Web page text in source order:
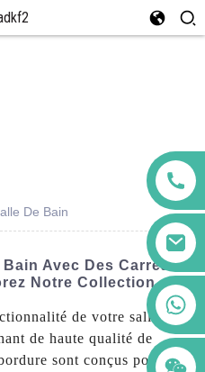
De Bain
Avec Des Carreaux
Notre Collection
de votre salle de
de haute qualité de
sont conçus pour